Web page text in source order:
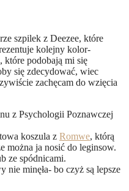
szpilek z Deezee, które
kolejny kolor-
które podobają mi się
się zdecydować, wiec
zachęcam do wzięcia
z Psychologii Poznawczej
koszula z Romwe, którą
można ja nosić do leginsow.
ze spódnicami.
nie minęła- bo czyż są lepsze